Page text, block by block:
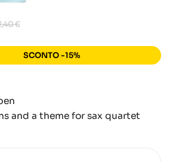
€
SCONTO -15%
and a theme for sax quartet